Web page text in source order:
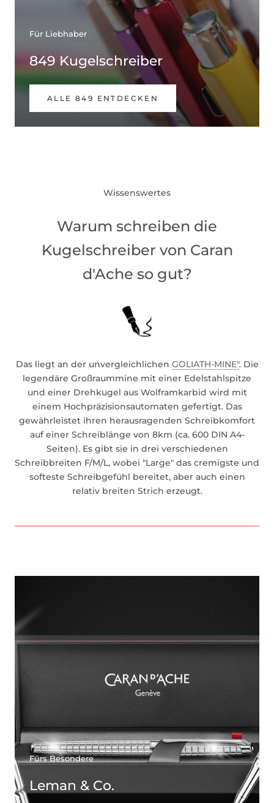
Für Liebhaber
849 Kugelschreiber
ALLE 849 ENTDECKEN
Wissenswertes
Warum schreiben die
Kugelschreiber von Caran
d'Ache so gut?
Das liegt an der unvergleichlichen GOLIATH-MINE". Die
legendäre Großraummine mit einer Edelstahlspitze
und einer Drehkugel aus Wolframkarbid wird mit
einem Hochpräzisionsautomaten gefertigt. Das
gewährleistet ihren herausragenden Schreibkomfort
auf einer Schreiblänge von 8km (ca. 600 DIN A4-
Seiten). Es gibt sie in drei verschiedenen
Schreibbreiten F/M/L, wobei "Large" das cremigste und
softeste Schreibgefühl bereitet, aber auch einen
relativ breiten Strich erzeugt.
Fürs Besondere
Leman & Co.